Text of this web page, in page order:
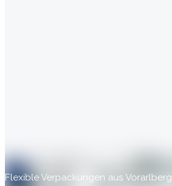
Flexible Verpackungen aus Vorarlberg